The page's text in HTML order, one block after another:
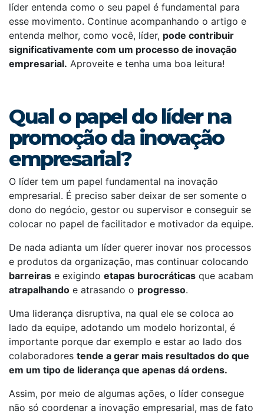
líder entenda como o seu papel é fundamental para
esse movimento. Continue acompanhando o artigo e
entenda melhor, como você, líder, pode contribuir
significativamente com um processo de inovação
empresarial. Aproveite e tenha uma boa leitura!
Qual o papel do líder na
promoção da inovação
empresarial?
O líder tem um papel fundamental na inovação
empresarial. É preciso saber deixar de ser somente o
dono do negócio, gestor ou supervisor e conseguir se
colocar no papel de facilitador e motivador da equipe.
De nada adianta um líder querer inovar nos processos
e produtos da organização, mas continuar colocando
barreiras e exigindo etapas burocráticas que acabam
atrapalhando e atrasando o progresso.
Uma liderança disruptiva, na qual ele se coloca ao
lado da equipe, adotando um modelo horizontal, é
importante porque dar exemplo e estar ao lado dos
colaboradores tende a gerar mais resultados do que
em um tipo de liderança que apenas dá ordens.
Assim, por meio de algumas ações, o líder consegue
não só coordenar a inovação empresarial, mas de fato